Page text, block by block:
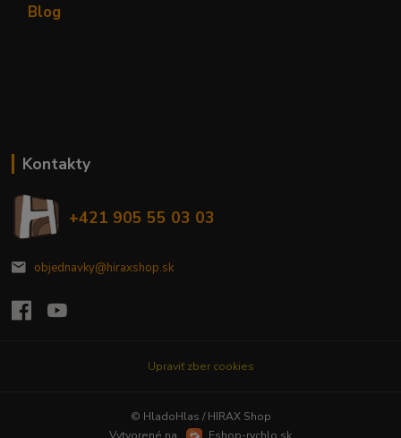
Blog
Kontakty
+421 905 55 03 03
objednavky@hiraxshop.sk
Upraviť zber cookies
© HladoHlas / HIRAX Shop